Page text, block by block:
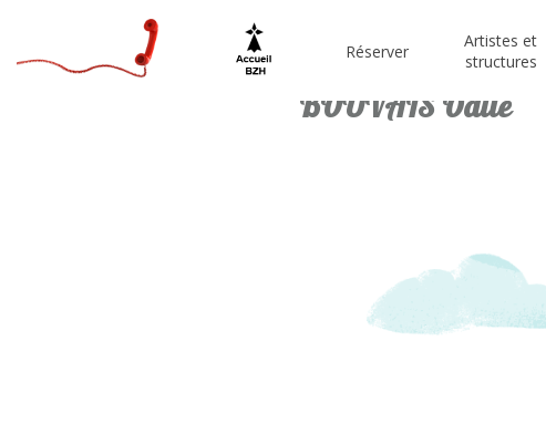
Réserver
Artistes et
structures
BOUVAIS Odile